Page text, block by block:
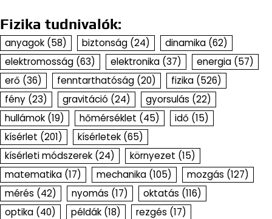
Fizika tudnivalók:
anyagok (58) biztonság (24) dinamika (62)
elektromosság (63) elektronika (37) energia (57)
erő (36) fenntarthatóság (20) fizika (526)
fény (23) gravitáció (24) gyorsulás (22)
hullámok (19) hőmérséklet (45) idő (15)
kísérlet (201) kísérletek (65)
kísérleti módszerek (24) környezet (15)
matematika (17) mechanika (105) mozgás (127)
mérés (42) nyomás (17) oktatás (116)
optika (40) példák (18) rezgés (17)